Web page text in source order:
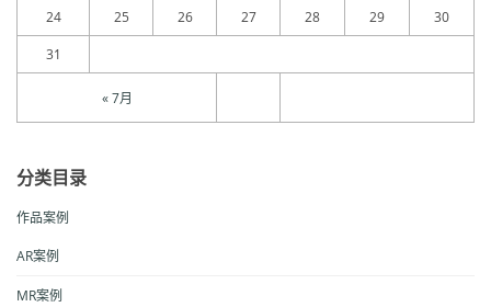
« 7月
24
25 26 27 28 29
30
31
分类目录
作品案例
AR案例
MR案例